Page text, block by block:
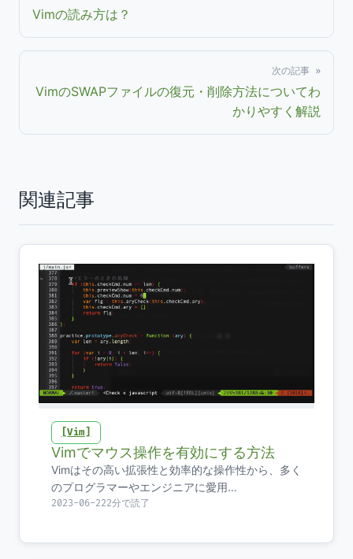
Vimの読み方は？
次の記事 »
VimのSWAPファイルの復元・削除方法についてわ
かりやすく解説
関連記事
Vim
Vimでマウス操作を有効にする方法
Vimはその高い拡張性と効率的な操作性から、多く
のプログラマーやエンジニアに愛用…
2023-06-222分で読了